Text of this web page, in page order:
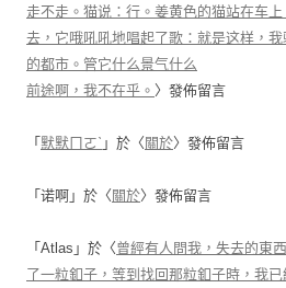
走不走。猫说：行。姜黄色的猫站在车
去，它哦吼吼地唱起了歌：就是这样，
的都市。管它什么景气什么
前途啊，我不在乎。 〉發佈留言
「 默默ㄇㄛˋ 」於〈 關於〉發佈留言
「 诺啊 」於〈 關於〉發佈留言
「 Atlas 」於〈曾經有人問我，失去的東
了一粒釦子，等到找回那粒釦子時，我